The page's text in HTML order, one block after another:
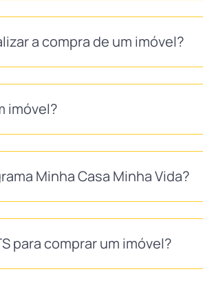
a compra de um imóvel?
imóvel?
Minha Casa Minha Vida?
para comprar um imóvel?